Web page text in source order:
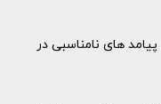
های نامناسبی در